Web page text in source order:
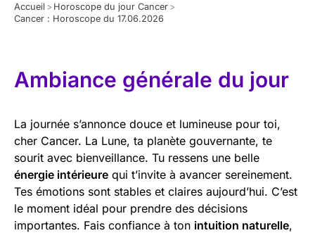
Accueil > Horoscope du jour Cancer >
Cancer : Horoscope du 17.06.2026
Ambiance générale du jour
La journée s’annonce douce et lumineuse pour toi,
cher Cancer. La Lune, ta planète gouvernante, te
sourit avec bienveillance. Tu ressens une belle
énergie intérieure qui t’invite à avancer sereinement.
Tes émotions sont stables et claires aujourd’hui. C’est
le moment idéal pour prendre des décisions
importantes. Fais confiance à ton intuition naturelle,